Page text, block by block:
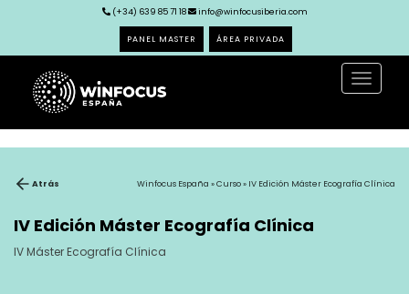
(+34) 639 85 71 18 info@winfocusiberia.com
PANEL MASTER ÁREA PRIVADA
Toggle
Atrás Winfocus España »Curso» IV Edición Máster Ecografía Clínica
IV Edición Máster Ecografía Clínica
IV Máster Ecografía Clínica